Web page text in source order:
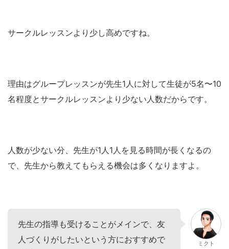
サークルレッスンより少し高めですね。
理由はグループレッスンが先生1人に対して生徒が5名〜10
名程度とサークルレッスンより少ない人数だからです。
人数が少ない分、先生が1人1人を見る時間が長くなるの
で、先生から教えてもらえる機会は多くなりますよ。
先生の指導も受けることがメインで、友
人づくりがしたいという方におすすめで
ミクト